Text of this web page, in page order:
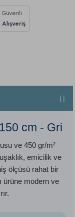
Güvenli
Alışveriş
cm - Gri
ve 450 gr/m²
emicilik ve
ölçüsü rahat bir
ürüne modern ve